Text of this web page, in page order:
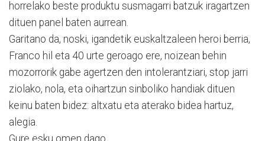
horrelako beste produktu susmagarri batzuk iragartzen
dituen panel baten aurrean.
Garitano da, noski, igandetik euskaltzaleen heroi berria,
Franco hil eta 40 urte geroago ere, noizean behin
mozorrorik gabe agertzen den intolerantziari, stop jarri
ziolako, nola, eta oihartzun sinboliko handiak dituen
keinu baten bidez: altxatu eta aterako bidea hartuz,
alegia.